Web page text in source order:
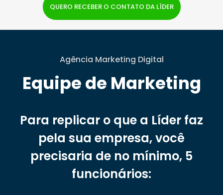
QUERO RECEBER O CONTATO DA LÍDER
Agência Marketing Digital
Equipe de Marketing
Para replicar o que a Líder faz
pela sua empresa, você
precisaria de no mínimo, 5
funcionários: